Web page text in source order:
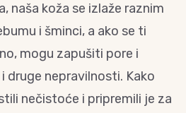
naša koža se izlaže raznim
i šminci, a ako se ti
mogu zapušiti pore i
druge nepravilnosti. Kako
nečistoće i pripremili je za